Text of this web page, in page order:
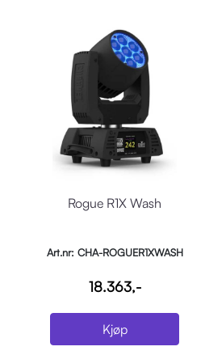
Rogue R1X Wash
Art.nr: CHA-ROGUER1XWASH
18.363,-
Kjøp